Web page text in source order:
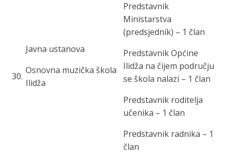
30.
Javna ustanova
Osnovna muzička škola
Ilidža
Predstavnik
Ministarstva
(predsjednik) – 1 član
Predstavnik Općine
Ilidža na čijem području
se škola nalazi – 1 član
Predstavnik roditelja
učenika – 1 član
Predstavnik radnika – 1
član